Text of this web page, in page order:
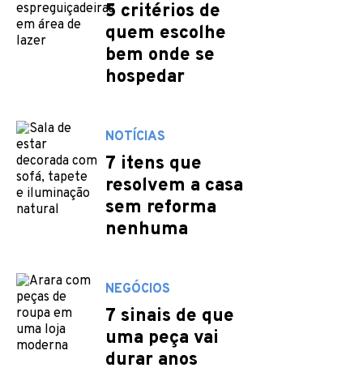
5 critérios de
quem escolhe
bem onde se
hospedar
NOTÍCIAS
7 itens que
resolvem a casa
sem reforma
nenhuma
NEGÓCIOS
7 sinais de que
uma peça vai
durar anos